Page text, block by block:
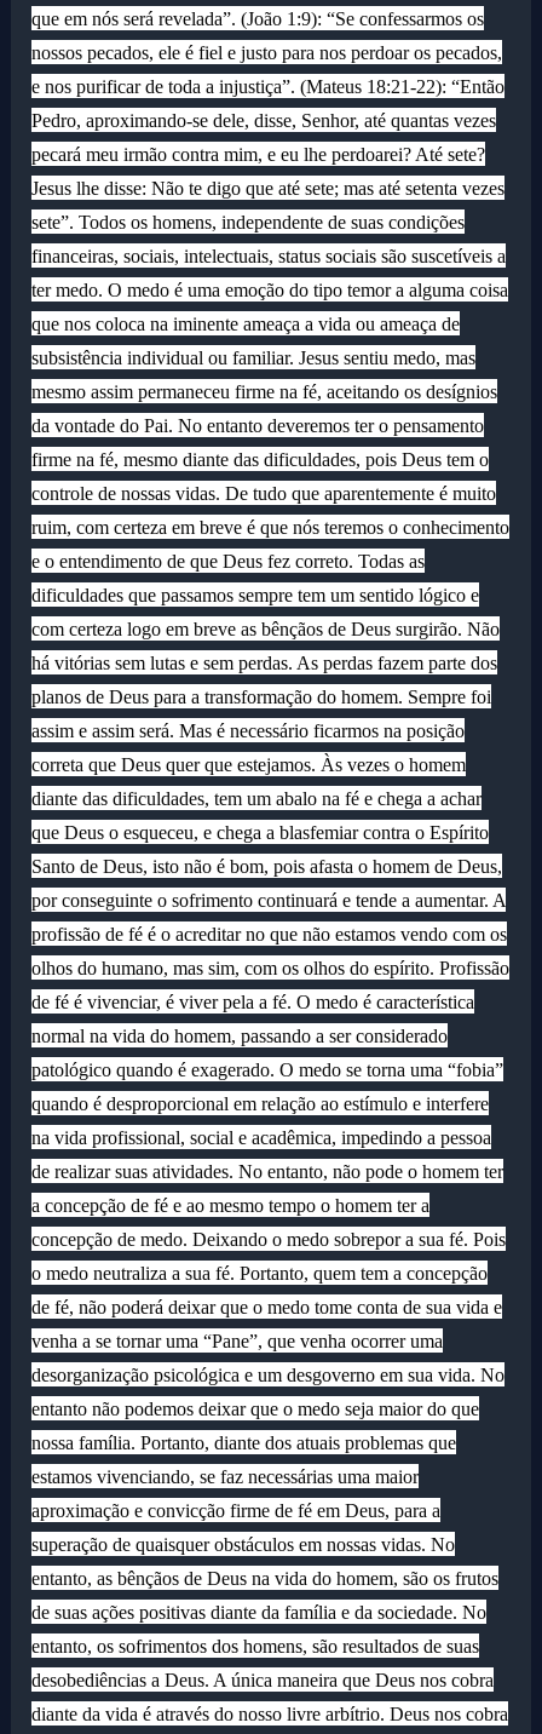
que em nós será revelada”. (João 1:9): “Se confessarmos os
nossos pecados, ele é fiel e justo para nos perdoar os pecados,
e nos purificar de toda a injustiça”. (Mateus 18:21-22): “Então
Pedro, aproximando-se dele, disse, Senhor, até quantas vezes
pecará meu irmão contra mim, e eu lhe perdoarei? Até sete?
Jesus lhe disse: Não te digo que até sete; mas até setenta vezes
sete”. Todos os homens, independente de suas condições
financeiras, sociais, intelectuais, status sociais são suscetíveis a
ter medo. O medo é uma emoção do tipo temor a alguma coisa
que nos coloca na iminente ameaça a vida ou ameaça de
subsistência individual ou familiar. Jesus sentiu medo, mas
mesmo assim permaneceu firme na fé, aceitando os desígnios
da vontade do Pai. No entanto deveremos ter o pensamento
firme na fé, mesmo diante das dificuldades, pois Deus tem o
controle de nossas vidas. De tudo que aparentemente é muito
ruim, com certeza em breve é que nós teremos o conhecimento
e o entendimento de que Deus fez correto. Todas as
dificuldades que passamos sempre tem um sentido lógico e
com certeza logo em breve as bênçãos de Deus surgirão. Não
há vitórias sem lutas e sem perdas. As perdas fazem parte dos
planos de Deus para a transformação do homem. Sempre foi
assim e assim será. Mas é necessário ficarmos na posição
correta que Deus quer que estejamos. Às vezes o homem
diante das dificuldades, tem um abalo na fé e chega a achar
que Deus o esqueceu, e chega a blasfemiar contra o Espírito
Santo de Deus, isto não é bom, pois afasta o homem de Deus,
por conseguinte o sofrimento continuará e tende a aumentar. A
profissão de fé é o acreditar no que não estamos vendo com os
olhos do humano, mas sim, com os olhos do espírito. Profissão
de fé é vivenciar, é viver pela a fé. O medo é característica
normal na vida do homem, passando a ser considerado
patológico quando é exagerado. O medo se torna uma “fobia”
quando é desproporcional em relação ao estímulo e interfere
na vida profissional, social e acadêmica, impedindo a pessoa
de realizar suas atividades. No entanto, não pode o homem ter
a concepção de fé e ao mesmo tempo o homem ter a
concepção de medo. Deixando o medo sobrepor a sua fé. Pois
o medo neutraliza a sua fé. Portanto, quem tem a concepção
de fé, não poderá deixar que o medo tome conta de sua vida e
venha a se tornar uma “Pane”, que venha ocorrer uma
desorganização psicológica e um desgoverno em sua vida. No
entanto não podemos deixar que o medo seja maior do que
nossa família. Portanto, diante dos atuais problemas que
estamos vivenciando, se faz necessárias uma maior
aproximação e convicção firme de fé em Deus, para a
superação de quaisquer obstáculos em nossas vidas. No
entanto, as bênçãos de Deus na vida do homem, são os frutos
de suas ações positivas diante da família e da sociedade. No
entanto, os sofrimentos dos homens, são resultados de suas
desobediências a Deus. A única maneira que Deus nos cobra
diante da vida é através do nosso livre arbítrio. Deus nos cobra